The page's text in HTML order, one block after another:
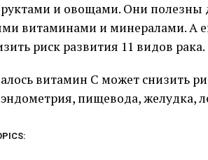
и овощами. Они полезны
витаминами и минералами. А
риск развития 11 видов рака.
витамин С может снизить
пищевода, желудка,